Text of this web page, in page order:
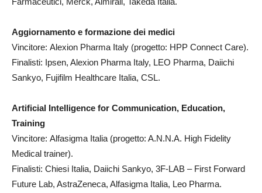
Aggiornamento e formazione dei medici
Vincitore: Alexion Pharma Italy (progetto: HPP Connect Care).
Finalisti: Ipsen, Alexion Pharma Italy, LEO Pharma, Daiichi
Sankyo, Fujifilm Healthcare Italia, CSL.
Artificial Intelligence for Communication, Education,
Training
Vincitore: Alfasigma Italia (progetto: A.N.N.A. High Fidelity
Medical trainer).
Finalisti: Chiesi Italia, Daiichi Sankyo, 3F-LAB – First Forward
Future Lab, AstraZeneca, Alfasigma Italia, Leo Pharma.